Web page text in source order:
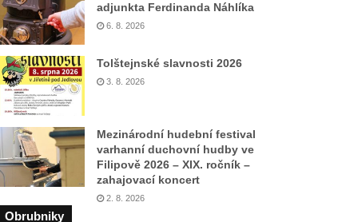
adjunkta Ferdinanda Náhlíka
6. 8. 2026
Tolštejnské slavnosti 2026
3. 8. 2026
Mezinárodní hudební festival
varhanní duchovní hudby ve
Filipově 2026 – XIX. ročník –
zahajovací koncert
2. 8. 2026
Obrubniky